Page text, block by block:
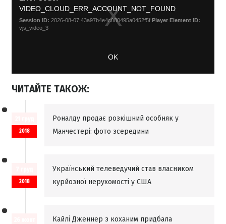
ЧИТАЙТЕ ТАКОЖ:
2018
Роналду продає розкішний особняк у
Манчестері: фото зсередини
2018
Український телеведучий став власником
курйозної нерухомості у США
Кайлі Дженнер з коханим придбала